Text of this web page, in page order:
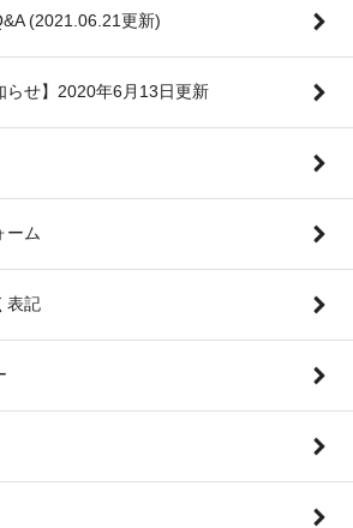
(2021.06.21更新)
せ】2020年6月13日更新
ーム
表記